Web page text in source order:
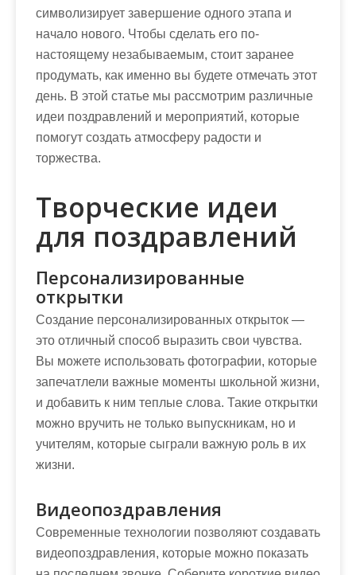
символизирует завершение одного этапа и
начало нового. Чтобы сделать его по-
настоящему незабываемым, стоит заранее
продумать, как именно вы будете отмечать этот
день. В этой статье мы рассмотрим различные
идеи поздравлений и мероприятий, которые
помогут создать атмосферу радости и
торжества.
Творческие идеи
для поздравлений
Персонализированные
открытки
Создание персонализированных открыток —
это отличный способ выразить свои чувства.
Вы можете использовать фотографии, которые
запечатлели важные моменты школьной жизни,
и добавить к ним теплые слова. Такие открытки
можно вручить не только выпускникам, но и
учителям, которые сыграли важную роль в их
жизни.
Видеопоздравления
Современные технологии позволяют создавать
видеопоздравления, которые можно показать